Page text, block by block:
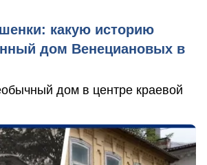
какую историю
дом Венециановых в
дом в центре краевой